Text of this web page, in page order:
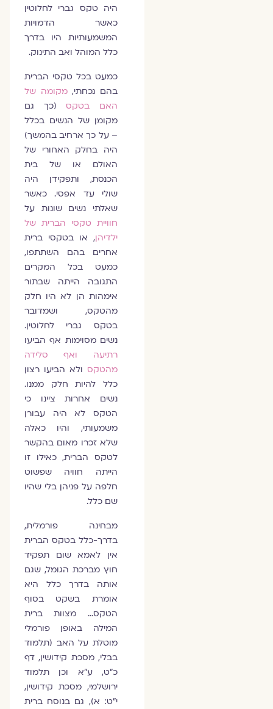
היה טקס גברי לחלוטין
כאשר הדמויות
המשמעותיות היו בדרך
כלל המוהל ואב התינוק.
כמעט בכל טקסי הברית
בהם נכחתי,מקומה של
האם בטקס(כך גם
מקומן של הנשים בכלל
– על כך ארחיב בהמשך)
היה בחלק האחורי של
האולם או של בית
הכנסת, ותפקידן היה
שולי עד אפסי. כאשר
שאלתי נשים שונות על
חוויית טקסי הברית של
ילדיהן, או בטקסי ברית
אחרים בהם השתתפו,
כמעט בכל המקרים
התגובה הייתה שבתור
אימהות הן לא היו חלק
מהטקס, ושמדובר
בטקס גברי לחלוטין.
נשים מסוימות אף הביעו
רתיעה ואף סלידה
מהטקסולא הביעו רצון
כלל להיות חלק ממנו.
נשים אחרות ציינו כי
הטקס לא היה עבורן
משמעותי, והיו כאלה
שלא זכרו מאום בהקשר
לטקס הברית, כאילו זו
הייתה חוויה שפשוט
חלפה על פניהן בלי שהיו
שם כלל.
מבחינה פורמלית,
בדרך-כלל בטקס הברית
אין לאמא שום תפקיד
חוץ מברכת הגומל, שגם
אותה בדרך כלל היא
אומרת בשקט בסוף
הטקס… מצוות ברית
המילה באופן פורמלי
מוטלת על האב (תלמוד
בבלי, מסכת קידושין, דף
כ"ט, ע"א וכן תלמוד
ירושלמי, מסכת קידושין,
י"ט: א), גם בנוסח ברית